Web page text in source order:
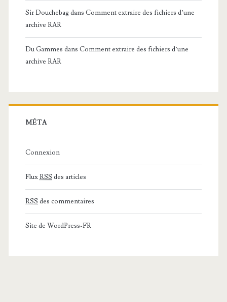
Sir Douchebagdans Comment extraire des fichiers d’une
archive RAR
Du Gammes dans Comment extraire des fichiers d’une
archive RAR
MÉTA
Connexion
FluxRSS des articles
RSS des commentaires
Site de WordPress-FR